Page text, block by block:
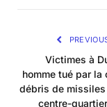
Victimes à
homme tué par la
débris de
centre-